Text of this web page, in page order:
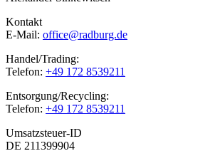
Kontakt
E-Mail: office@radburg.de
Handel/Trading:
Telefon: +49 172 8539211
Entsorgung/Recycling:
Telefon: +49 172 8539211
Umsatzsteuer-ID
DE 211399904